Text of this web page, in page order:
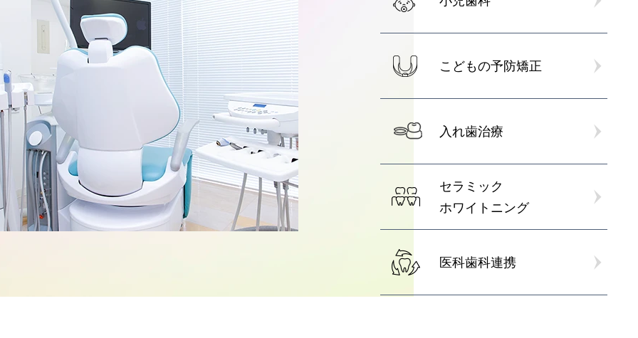
こどもの予防矯正
入れ歯治療
セラミック
ホワイトニング
医科歯科連携